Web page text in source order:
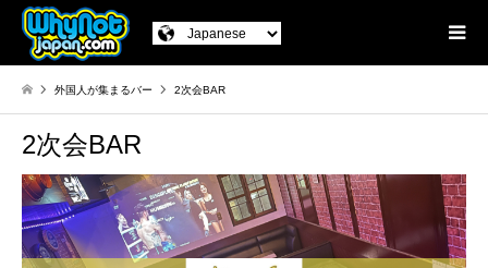
外国人が集まるバー 2次会BAR
2次会BAR